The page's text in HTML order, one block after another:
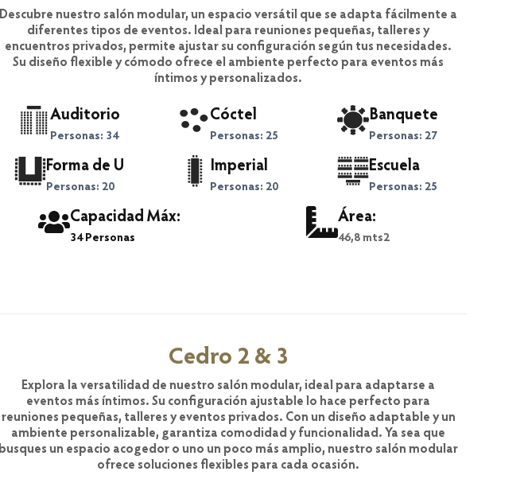
Descubre nuestro salón modular, un espacio versátil que se adapta fácilmente a
diferentes tipos de eventos. Ideal para reuniones pequeñas, talleres y
encuentros privados, permite ajustar su configuración según tus necesidades.
Su diseño flexible y cómodo ofrece el ambiente perfecto para eventos más
íntimos y personalizados.
Auditorio
Personas: 34
Cóctel
Personas: 25
Banquete
Personas: 27
Forma de U
Personas: 20
Imperial
Personas: 20
Escuela
Personas: 25
Capacidad Máx:
34 Personas
Área:
46,8 mts2
Cedro 2 & 3
Explora la versatilidad de nuestro salón modular, ideal para adaptarse a
eventos más íntimos. Su configuración ajustable lo hace perfecto para
reuniones pequeñas, talleres y eventos privados. Con un diseño adaptable y un
ambiente personalizable, garantiza comodidad y funcionalidad. Ya sea que
busques un espacio acogedor o uno un poco más amplio, nuestro salón modular
ofrece soluciones flexibles para cada ocasión.